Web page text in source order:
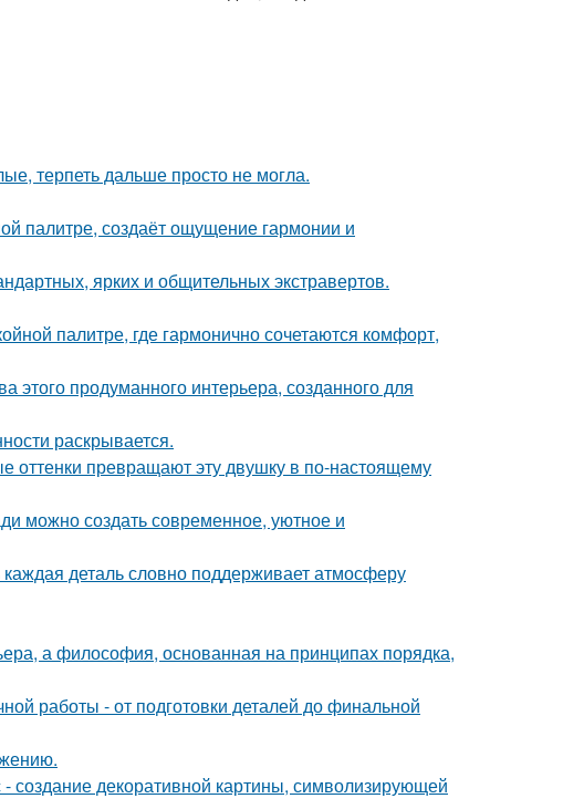
терпеть дальше просто не могла.
палитре, создаёт ощущение гармонии и
ярких и общительных экстравертов.
палитре, где гармонично сочетаются комфорт,
этого продуманного интерьера, созданного для
раскрывается.
превращают эту двушку в по-настоящему
можно создать современное, уютное и
деталь словно поддерживает атмосферу
а философия, основанная на принципах порядка,
работы - от подготовки деталей до финальной
декоративной картины, символизирующей